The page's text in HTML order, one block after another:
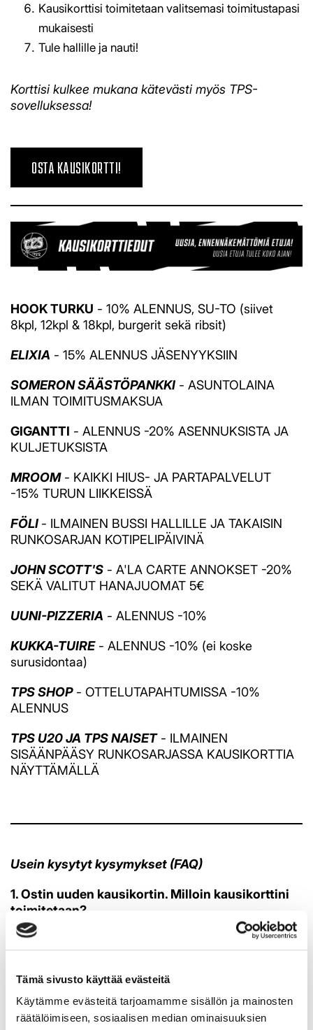
Tämä sivusto käyttää evästeitä
Käytämme evästeitä tarjoamamme sisällön ja mainosten
räätälöimiseen, sosiaalisen median ominaisuuksien
Kausikorttisi toimitetaan valitsemasi toimitustapasi
mukaisesti
Tule hallille ja nauti!
Korttisi kulkee mukana kätevästi myös TPS-
sovelluksessa!
OSTA KAUSIKORTTI!
HOOK TURKU - 10% ALENNUS, SU-TO (siivet
8kpl, 12kpl & 18kpl, burgerit sekä ribsit)
ELIXIA - 15% ALENNUS JÄSENYYKSIIN
SOMERON SÄÄSTÖPANKKI - ASUNTOLAINA
ILMAN TOIMITUSMAKSUA
GIGANTTI - ALENNUS -20% ASENNUKSISTA JA
KULJETUKSISTA
MROOM- KAIKKI HIUS- JA PARTAPALVELUT
-15% TURUN LIIKKEISSÄ
FÖLI - ILMAINEN BUSSI HALLILLE JA TAKAISIN
RUNKOSARJAN KOTIPELIPÄIVINÄ
JOHN SCOTT'S - A'LA CARTE ANNOKSET -20%
SEKÄ VALITUT HANAJUOMAT 5€
UUNI-PIZZERIA - ALENNUS -10%
KUKKA-TUIRE- ALENNUS -10% (ei koske
surusidontaa)
TPS SHOP- OTTELUTAPAHTUMISSA -10%
ALENNUS
TPS U20 JA TPS NAISET- ILMAINEN
SISÄÄNPÄÄSY RUNKOSARJASSA KAUSIKORTTIA
NÄYTTÄMÄLLÄ
​​​​​​​Usein kysytyt kysymykset (FAQ)
1. Ostin uuden kausikortin. Milloin kausikorttini
toimitetaan?
- Kausikorttien toimitus aloitetaan loppukesästä,
jonka jälkeen toimitusaika on noin 2 viikkoa. PDF-
ostotapahtumasta, kausikortti päivittyy TPS-appiin
ennen syksyn harjoitusotteluita. Mikäli olet
epävarma valitsemastasi toimitusvaihtoehdosta
(fyysinen kortti, PDF) voit olla yhteydessä TPS-